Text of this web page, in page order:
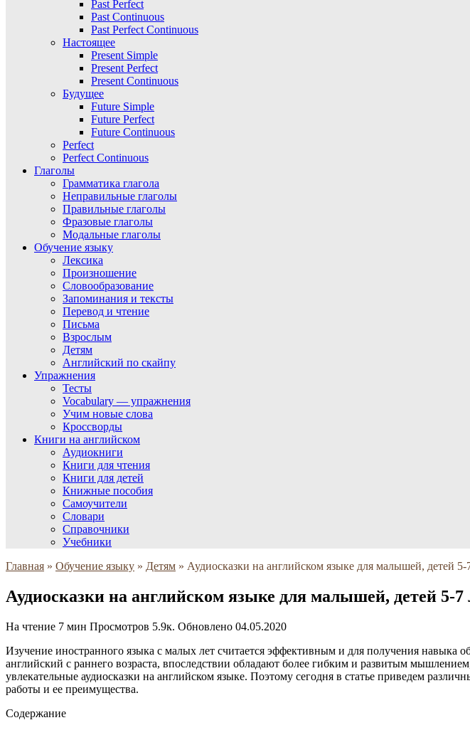
Past Perfect
Past Continuous
Past Perfect Continuous
Настоящее
Present Simple
Present Perfect
Present Continuous
Будущее
Future Simple
Future Perfect
Future Continuous
Perfect
Perfect Continuous
Глаголы
Грамматика глагола
Неправильные глаголы
Правильные глаголы
Фразовые глаголы
Модальные глаголы
Обучение языку
Лексика
Произношение
Словообразование
Запоминания и тексты
Перевод и чтение
Письма
Взрослым
Детям
Английский по скайпу
Упражнения
Тесты
Vocabulary — упражнения
Учим новые слова
Кроссворды
Книги на английском
Аудиокниги
Книги для чтения
Книги для детей
Книжные пособия
Самоучители
Словари
Справочники
Учебники
Главная » Обучение языку » Детям » Аудиосказки на английском языке для малышей, детей
Аудиосказки на английском языке для малышей, детей 5-
На чтение 7 мин Просмотров 5.9к. Обновлено 04.05.2020
Изучение иностранного языка с малых лет считается эффективным и для получения
английский с раннего возраста, впоследствии обладают более гибким и развитым
увлекательные аудиосказки на английском языке. Поэтому сегодня в статье приведем
работы и ее преимущества.
Содержание